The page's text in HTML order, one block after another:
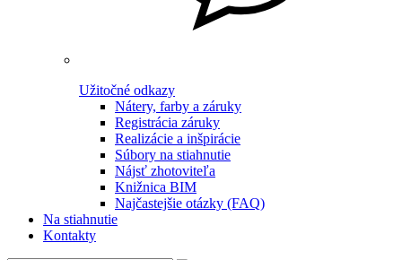
Užitočné odkazy
Nátery, farby a záruky
Registrácia záruky
Realizácie a inšpirácie
Súbory na stiahnutie
Nájsť zhotoviteľa
Knižnica BIM
Najčastejšie otázky (FAQ)
Na stiahnutie
Kontakty